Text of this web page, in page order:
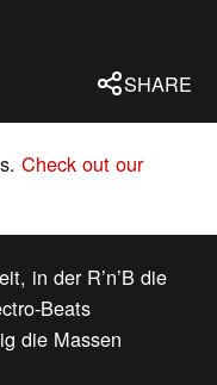
SHARE
Check out our
in der R’n’B die
Beats
die Massen